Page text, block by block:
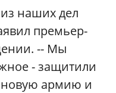
наших дел
премьер-
-- Мы
- защитили
новую армию и